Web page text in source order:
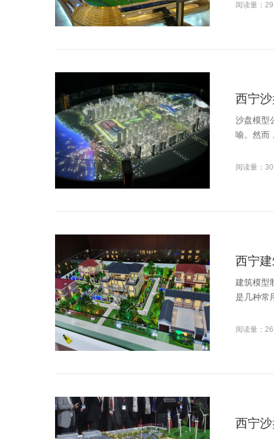
阅读量：
西宁
沙盘模型
喻。然而
阅读量：
西宁
建筑模型
是几种常
阅读量：
西宁